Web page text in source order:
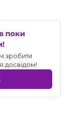
поки
зробити
досвідом!